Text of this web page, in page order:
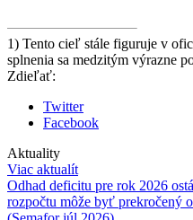
1) Tento cieľ stále figuruje v
splnenia sa medzitým výrazne
Zdieľať:
Twitter
Facebook
Aktuality
Viac aktualít
Odhad deficitu pre rok 2026
rozpočtu môže byť prekročený